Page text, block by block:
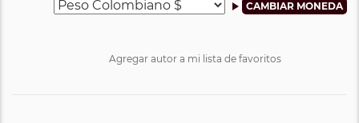
Agregar autor a mi lista de favoritos